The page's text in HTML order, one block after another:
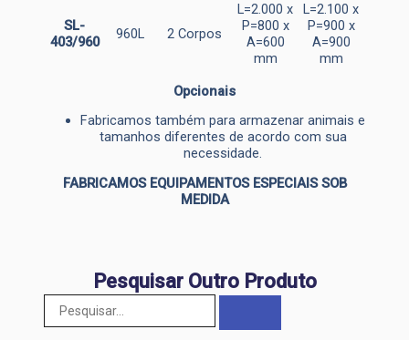
SL-
403/960
960L 2 Corpos
L=2.000 x
P=800 x
A=600
mm
L=2.100 x
P=900 x
A=900
mm
Opcionais
Fabricamos também para armazenar animais e
tamanhos diferentes de acordo com sua
necessidade.
FABRICAMOS EQUIPAMENTOS ESPECIAIS SOB
MEDIDA
Pesquisar Outro Produto
Pesquisar